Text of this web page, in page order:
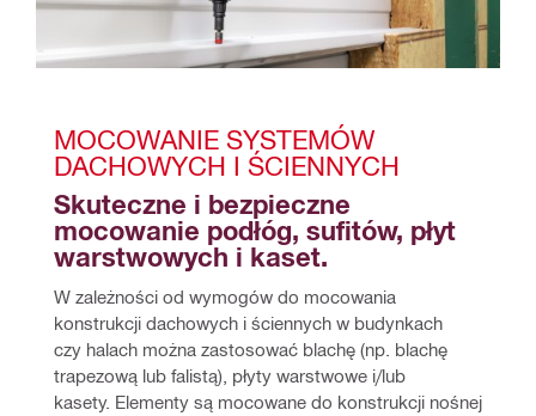
MOCOWANIE SYSTEMÓW
DACHOWYCH I ŚCIENNYCH
Skuteczne i bezpieczne
mocowanie podłóg, sufitów, płyt
warstwowych i kaset.
W zależności od wymogów do mocowania
konstrukcji dachowych i ściennych w budynkach
czy halach można zastosować blachę (np. blachę
trapezową lub falistą), płyty warstwowe i/lub
kasety. Elementy są mocowane do konstrukcji nośnej